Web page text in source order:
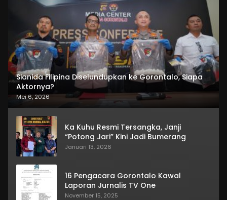
Sianida Filipina Diselundupkan ke Gorontalo, Siapa
Aktornya?
Mei 6, 2026
Ka Kuhu Resmi Tersangka, Janji
“Potong Jari” Kini Jadi Bumerang
Januari 13, 2026
16 Pengacara Gorontalo Kawal
Laporan Jurnalis TV One
November 15, 2025